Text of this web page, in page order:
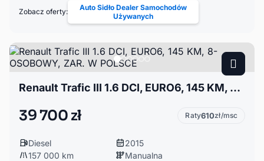
Zobacz oferty:
Auto Sidło Dealer Samochodów
Używanych
Renault Trafic III 1.6 DCI, EURO6, 145 KM, 8-OSOBOWY, ZAR. W POLSCE
39 700 zł Raty610zł/msc
Diesel
2015
157 000 km
Manualna